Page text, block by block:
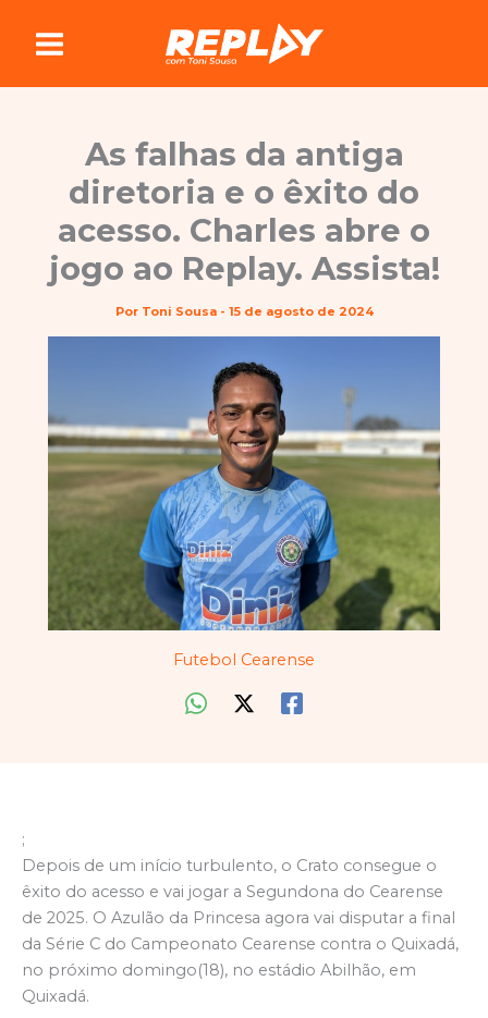
conteúdo
As falhas da antiga
diretoria e o êxito do
acesso. Charles abre o
jogo ao Replay. Assista!
Por Toni Sousa - 15 de agosto de 2024
Futebol Cearense
;
Depois de um início turbulento, o Crato consegue o
êxito do acesso e vai jogar a Segundona do Cearense
de 2025. O Azulão da Princesa agora vai disputar a final
da Série C do Campeonato Cearense contra o Quixadá,
no próximo domingo(18), no estádio Abilhão, em
Quixadá.